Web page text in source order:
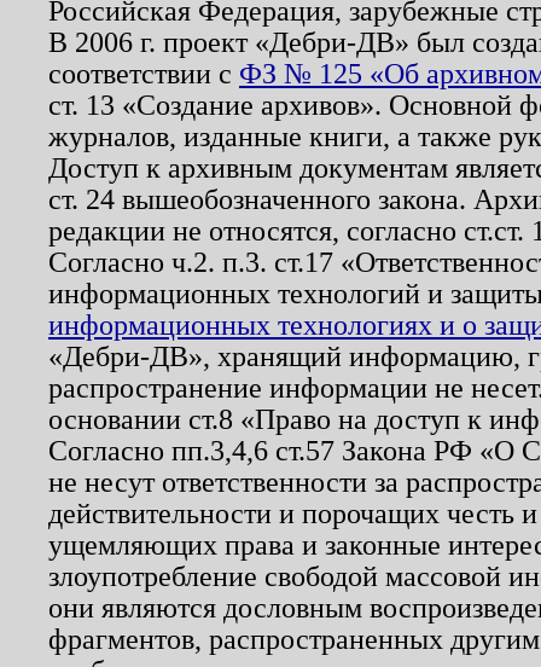
Российская Федерация, зарубежные
В 2006 г. проект «Дебри-ДВ» был
соответствии с ФЗ № 125 «Об
ст. 13 «Создание архивов». Основной
журналов, изданные книги, а также
Доступ к архивным документам
ст. 24 вышеобозначенного закона.
редакции не относятся, согласно
Согласно ч.2. п.3. ст.17
информационных технологий и
информационных технологиях и о
«Дебри-ДВ», хранящий информацию,
распространение информации не
основании ст.8 «Право на доступ к
Согласно пп.3,4,6 ст.57 Закона РФ «О
не несут ответственности за
действительности и порочащих честь
ущемляющих права и законные
злоупотребление свободой массовой
они являются дословным
фрагментов, распространенных